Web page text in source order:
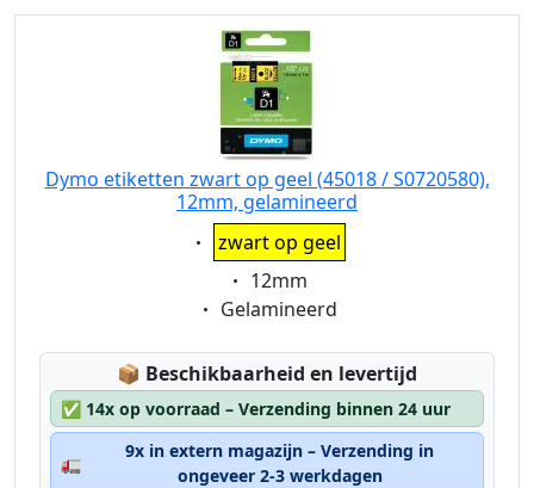
Dymo etiketten zwart op geel (45018 / S0720580),
12mm, gelamineerd
Eigenschaft:
zwart op geel
Eigenschaft:
12mm
Eigenschaft:
Gelamineerd
📦 Lagerstatus:
Beschikbaarheid en levertijd
✅ 14x op voorraad – Verzending binnen 24 uur
🚛
9x in extern magazijn – Verzending in
ongeveer 2-3 werkdagen